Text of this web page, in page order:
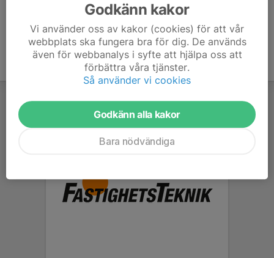
Godkänn kakor
Vi använder oss av kakor (cookies) för att vår
webbplats ska fungera bra för dig. De används
även för webbanalys i syfte att hjälpa oss att
förbättra våra tjänster.
Så använder vi cookies
Godkänn alla kakor
Bara nödvändiga